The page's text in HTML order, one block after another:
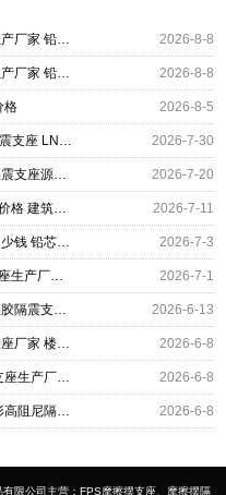
橡胶隔震支座源头工厂 房屋建筑隔震支座生产厂家 铅芯减震隔震支座源头工厂 2026-8-8
橡胶隔震支座源头工厂 房屋建筑隔震支座生产厂家 铅芯减震隔震支座源头工厂 2026-8-8
格 2026-8-5
LNR700橡胶隔震支座厂家 建筑铅芯减震隔震支座 LNR1200天然橡胶支座多少钱 2026-7-30
LRB1300橡胶隔震支座多少钱 LRB700-2隔震支座源头工厂 铅芯减隔震支座 2026-7-20
LRB700铝芯隔震支座 有铅芯隔震支座什么价格 建筑铅芯减橡胶隔震支座厂家 2026-7-11
叠层隔震支座生产厂家 分层橡胶隔震支座多少钱 铅芯减震支座厂家 2026-7-3
建筑隔震支座LNRP 建筑铅芯减橡胶隔震支座生产厂家 LNR橡胶隔震支座D420源头工厂 2026-7-1
预制高阻尼隔震支座厂家 建筑高阻尼叠层橡胶隔震支座生产厂家 铅芯减震支座 2026-6-13
矩形高阻尼橡胶隔震支座厂家 铅芯减隔震支座厂家 楼梯抗震支座生产厂家 2026-6-8
建筑铅芯减震支座 LRB500一II型橡胶隔震支座生产厂家 建筑水平力分散隔震支座 2026-6-8
铅芯减震橡胶隔震支座 房建隔震层支座 矩形高阻尼隔震支座源头工厂 2026-6-8
限公司主营：FPS摩擦摆支座、摩擦摆隔